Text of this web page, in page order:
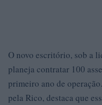
O novo escritório, sob a
planeja contratar 100
primeiro ano de
pela Rico, destaca que